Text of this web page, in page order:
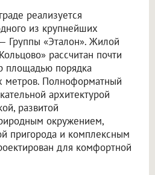
реализуется
из крупнейших
Группы «Эталон». Жилой
рассчитан почти
площадью порядка
метров. Полноформатный
архитектурой
развитой
окружением,
пригорода и комплексным
для комфортной